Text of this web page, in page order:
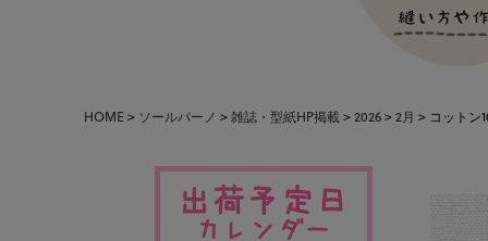
HOME ソールパーノ 雑誌・型紙HP掲載 2026 2月 コットン